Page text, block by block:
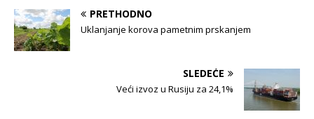
PRETHODNO
Uklanjanje korova pametnim prskanjem
SLEDEĆE
Veći izvoz u Rusiju za 24,1%